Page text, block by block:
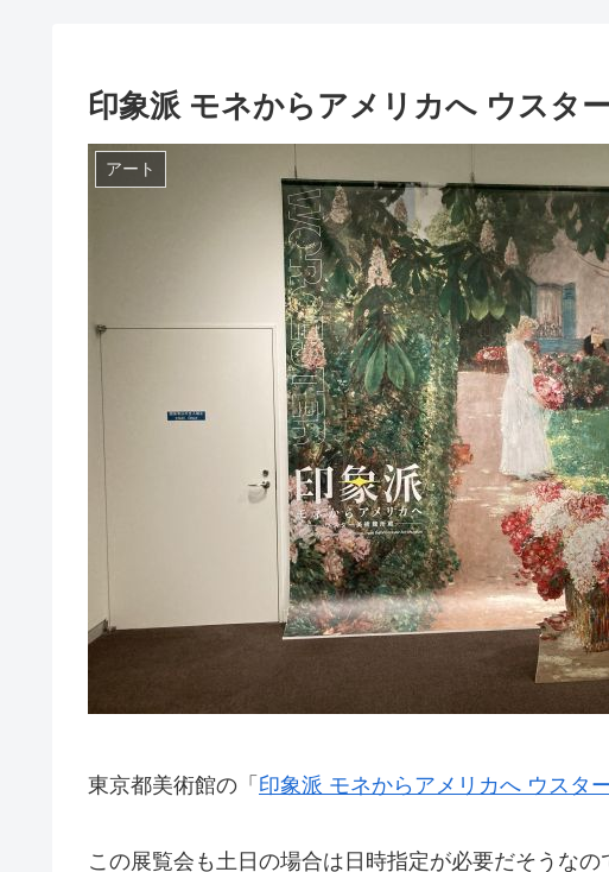
印象派 モネからアメリカへ ウスタ
アート
東京都美術館の「 印象派 モネからアメリカへ ウスタ
この展覧会も土日の場合は日時指定が必要だそうな